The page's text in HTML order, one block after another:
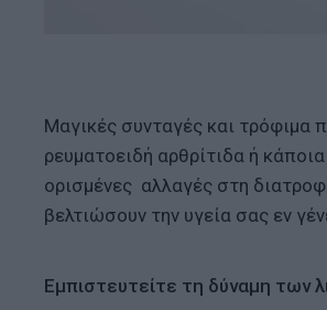
Μαγικές συνταγές και τρόφιμα
ρευματοειδή αρθρίτιδα ή
ορισμένες αλλαγές στη
βελτιώσουν την υγεία σας εν
Εμπιστευτείτε τη δύναμη των